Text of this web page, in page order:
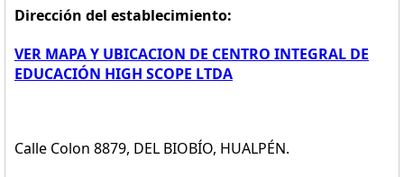
Dirección del establecimiento:
VER MAPA Y UBICACION DE CENTRO INTEGRAL DE
EDUCACIÓN HIGH SCOPE LTDA
Calle Colon 8879, DEL BIOBÍO, HUALPÉN.